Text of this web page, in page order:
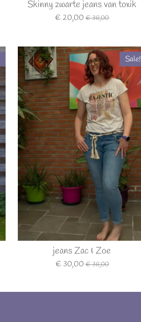
Skinny zwarte jeans van toxik
€ 20,00 € 38,00
Sale!
jeans Zac & Zoe
€ 30,00 € 38,00